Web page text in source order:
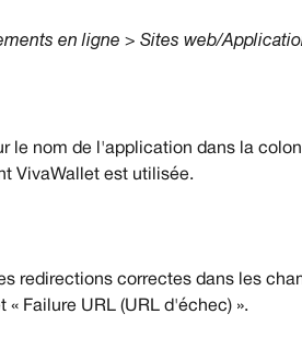
en ligne > Sites web/
le nom de l'application dans la
VivaWallet est utilisée.
redirections correctes dans les
« Failure URL (URL d'échec) ».